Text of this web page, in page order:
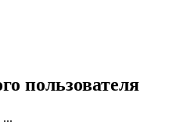
пользователя